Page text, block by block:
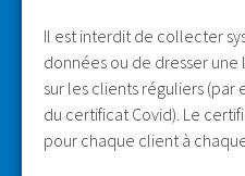
Il est interdit de collecter
données ou de dresser
sur les clients réguliers
du certificat Covid). Le
pour chaque client à